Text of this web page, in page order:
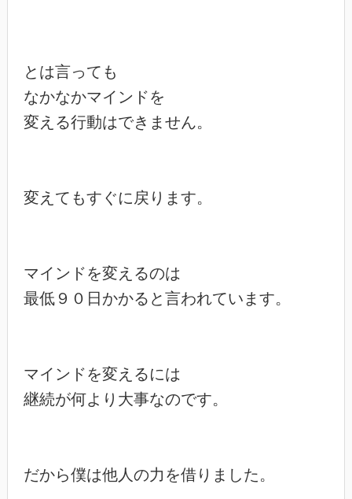
とは言っても
なかなかマインドを
変える行動はできません。
変えてもすぐに戻ります。
マインドを変えるのは
最低９０日かかると言われています。
マインドを変えるには
継続が何より大事なのです。
だから僕は他人の力を借りました。